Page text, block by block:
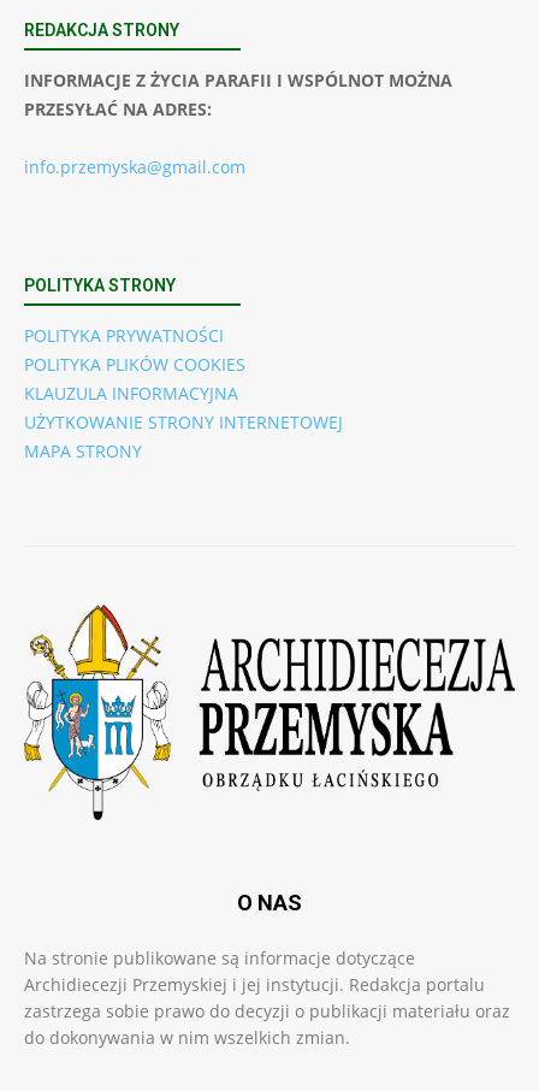
REDAKCJA STRONY
INFORMACJE Z ŻYCIA PARAFII I WSPÓLNOT MOŻNA
PRZESYŁAĆ NA ADRES:
info.przemyska@gmail.com
POLITYKA STRONY
POLITYKA PRYWATNOŚCI
POLITYKA PLIKÓW COOKIES
KLAUZULA INFORMACYJNA
UŻYTKOWANIE STRONY INTERNETOWEJ
MAPA STRONY
O NAS
Na stronie publikowane są informacje dotyczące
Archidiecezji Przemyskiej i jej instytucji. Redakcja portalu
zastrzega sobie prawo do decyzji o publikacji materiału oraz
do dokonywania w nim wszelkich zmian.